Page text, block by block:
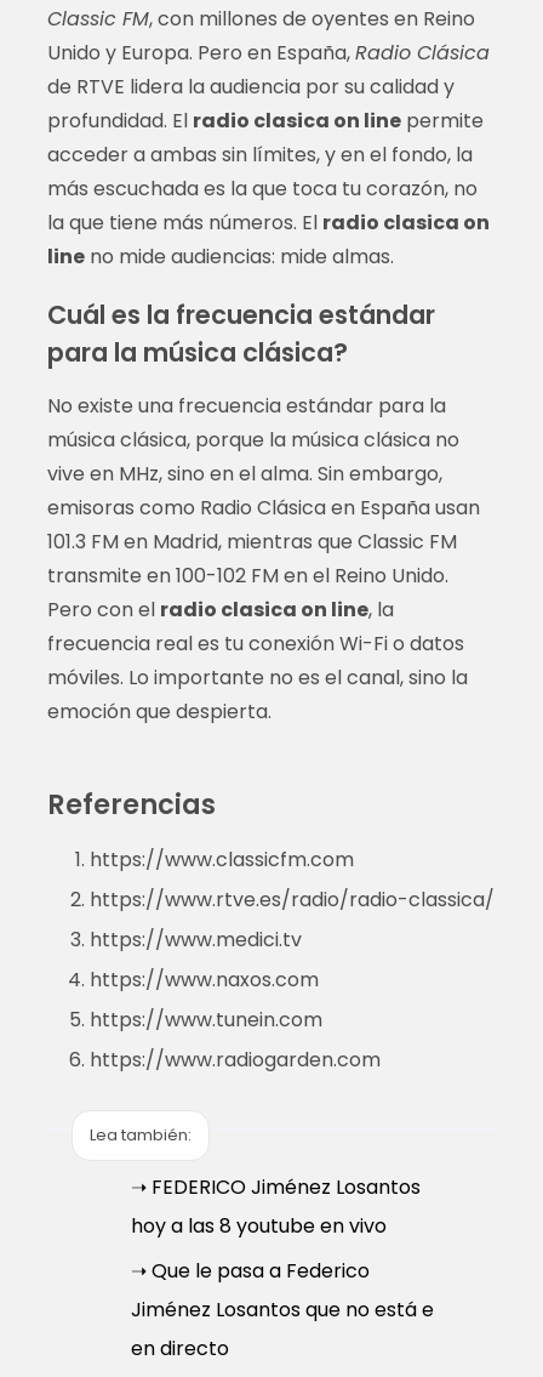
Classic FM, con millones de oyentes en Reino
Unido y Europa. Pero en España,Radio Clásica
de RTVE lidera la audiencia por su calidad y
profundidad. El radio clasica on linepermite
acceder a ambas sin límites, y en el fondo, la
más escuchada es la que toca tu corazón, no
la que tiene más números. El radio clasica on
lineno mide audiencias: mide almas.
Cuál es la frecuencia estándar
para la música clásica?
No existe una frecuencia estándar para la
música clásica, porque la música clásica no
vive en MHz, sino en el alma. Sin embargo,
emisoras como Radio Clásica en España usan
101.3 FM en Madrid, mientras que Classic FM
transmite en 100-102 FM en el Reino Unido.
Pero con el radio clasica on line, la
frecuencia real es tu conexión Wi-Fi o datos
móviles. Lo importante no es el canal, sino la
emoción que despierta.
Referencias
https://www.classicfm.com
https://www.rtve.es/radio/radio-classica/
https://www.medici.tv
https://www.naxos.com
https://www.tunein.com
https://www.radiogarden.com
Lea también:
➝ FEDERICO Jiménez Losantos
hoy a las 8 youtube en vivo
➝ Que le pasa a Federico
Jiménez Losantos que no está e
en directo